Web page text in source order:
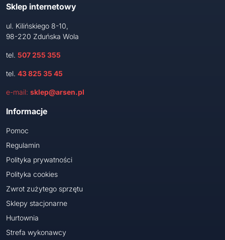
Sklep internetowy
ul. Kilińskiego 8-10,
98-220 Zduńska Wola
tel. 507 255 355
tel. 43 825 35 45
e-mail: sklep@arsen.pl
Informacje
Pomoc
Regulamin
Polityka prywatności
Polityka cookies
Zwrot zużytego sprzętu
Sklepy stacjonarne
Hurtownia
Strefa wykonawcy